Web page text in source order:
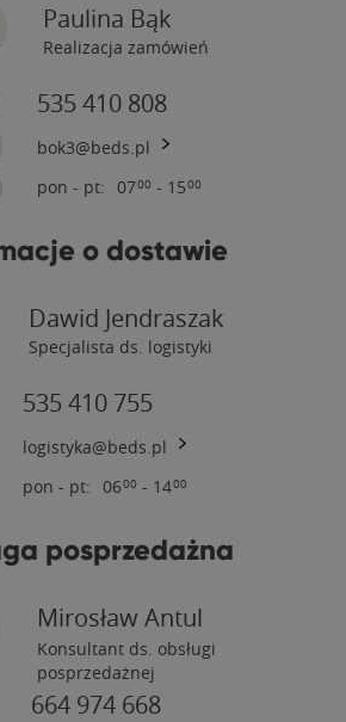
do detali
Paulina Bąk
Realizacja zamówień
535 410 808
bok3@beds.pl
pon - pt: 0700 - 1500
o dostawie
Dawid Jendraszak
Specjalista ds. logistyki
535 410 755
logistyka@beds.pl
pon - pt: 0600 - 1400
posprzedażna
Mirosław Antul
Konsultant ds. obsługi
posprzedażnej
664 974 668